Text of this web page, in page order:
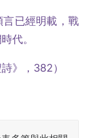
已經明載，戰
代。
》，382）